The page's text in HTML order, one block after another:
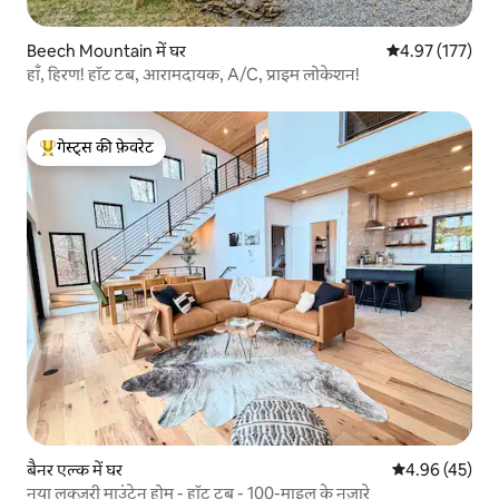
Beech Mountain में घर औसत रेटिंग 5 में से
4.97 (177)
हाँ, हिरण! हॉट टब, आरामदायक, A/C, प्राइम लोकेशन!
गेस्ट्स का टॉप फ़ेवरेट
गेस्ट्स की फ़ेवरेट
बैनर एल्क में घर औसत रेटिंग 5 में
4.96 (45)
नया लक्ज़री माउंटेन होम - हॉट टब - 100-माइल के नज़ारे